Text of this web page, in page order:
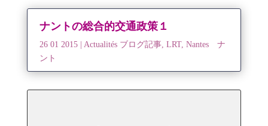
ナントの総合的交通政策１
26 01 2015| Actualités ブログ記事, LRT, Nantes ナ
ント